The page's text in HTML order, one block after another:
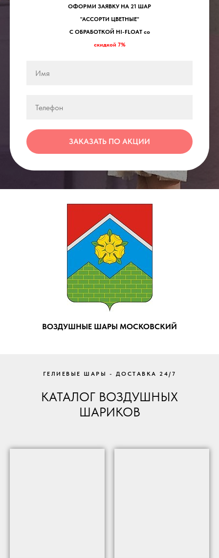
ОФОРМИ ЗАЯВКУ НА 21 ШАР
"АССОРТИ ЦВЕТНЫЕ"
С ОБРАБОТКОЙ HI-FLOAT со
скидкой 7%
ЗАКАЗАТЬ ПО АКЦИИ
ВОЗДУШНЫЕ ШАРЫ МОСКОВСКИЙ
ГЕЛИЕВЫЕ ШАРЫ - ДОСТАВКА 24/7
КАТАЛОГ ВОЗДУШНЫХ
ШАРИКОВ